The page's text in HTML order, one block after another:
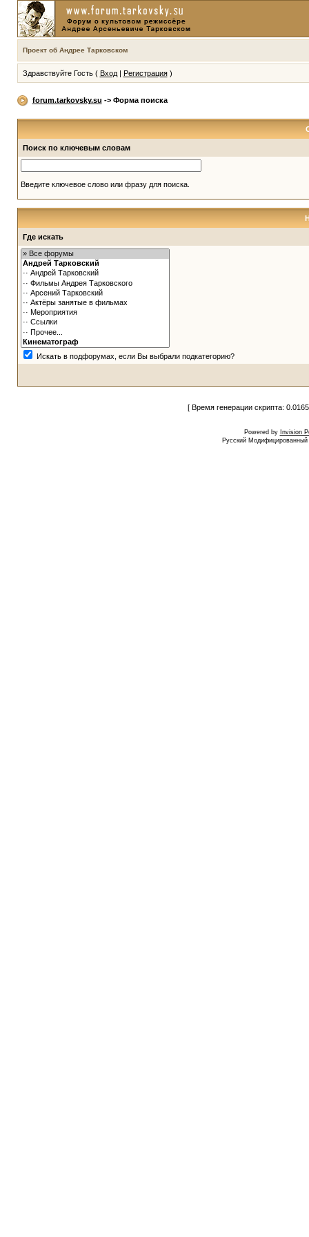
Проект об Андрее Тарковском
Здравствуйте Гость ( Вход| Регистрация)
forum.tarkovsky.su -> Форма поиска
Поиск по ключевым словам
Введите ключевое слово или фразу для поиска.
Где искать
Искать в подфорумах, если Вы выбрали подкатегорию?
[ Время генерации скрипта:
Powered by Invision
Русский